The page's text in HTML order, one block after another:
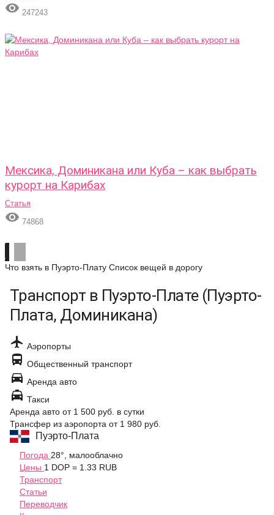
 247243
Мексика, Доминикана или Куба – как выбрать
курорт на Карибах
Статья
 74868
Что взять в Пуэрто-Плату Список вещей в дорогу
Транспорт в Пуэрто-Плате (Пуэрто-
Плата, Доминикана)
 Аэропорты
 Общественный транспорт
 Аренда авто
 Такси
Аренда авто от 1 500 руб. в сутки
Трансфер из аэропорта от 1 980 руб.
Пуэрто-Плата
Погода 28°, малооблачно
Цены 1 DOP = 1.33 RUB
Транспорт
Статьи
Переводчик